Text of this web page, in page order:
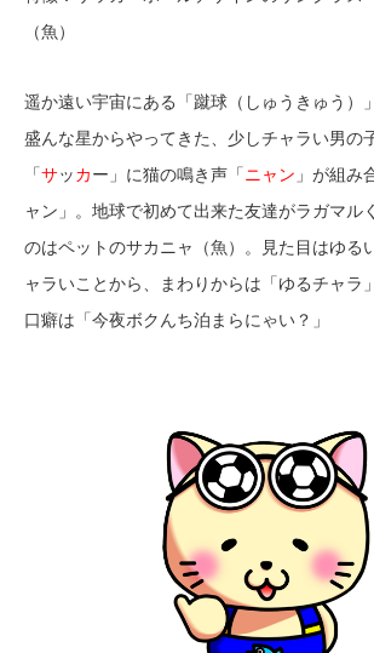
（魚）
遥か遠い宇宙にある「蹴球（しゅうきゅう）
盛んな星からやってきた、少しチャラい男の
「サッカー」に猫の鳴き声「ニャン 」が組み
ャン」。地球で初めて出来た友達がラガマル
のはペットのサカニャ（魚）。見た目はゆる
ャラいことから、まわりからは「ゆるチャラ
口癖は「今夜ボクんち泊まらにゃい？」